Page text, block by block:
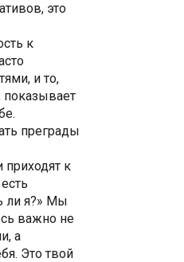
это
к
и то,
преграды
к
ли я?» Мы
важно не
а
Это твой